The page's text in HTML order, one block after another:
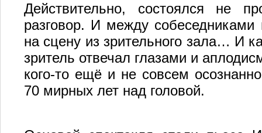
Действительно, состоялся не
разговор. И между
на сцену из зрительного зала… И
зритель отвечал глазами и
кого-то ещё и не совсем
70 мирных лет над головой.